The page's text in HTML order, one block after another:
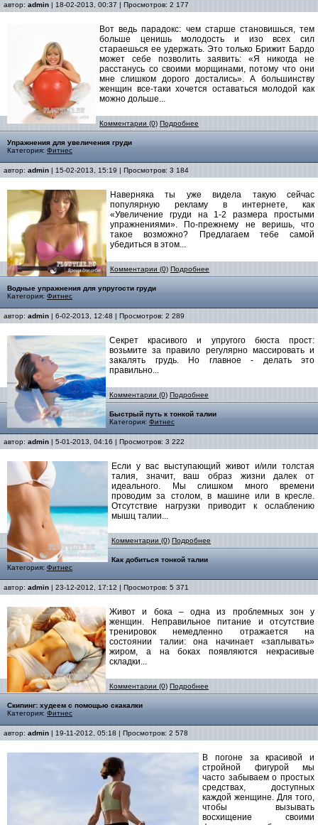
автор: admin | 18-02-2013, 00:37 | Просмотров: 2 177
Вот ведь парадокс: чем старше становишься, тем
больше ценишь молодость и изо всех сил
стараешься ее удержать. Это только Брижит Бардо
может себе позволить заявить: «Я никогда не
расстанусь со своими морщинами, потому что они
мне слишком дорого достались». А большинству
женщин все-таки хочется оставаться молодой как
можно дольше...
Комментарии (0) Подробнее
Упражнения для увеличения груди
Категория: Фитнес
автор: admin | 15-02-2013, 15:19 | Просмотров: 3 184
Наверняка ты уже видела такую сейчас
популярную рекламу в интернете, как
«Увеличение груди на 1-2 размера простыми
упражнениями». По-прежнему не веришь, что
такое возможно? Предлагаем тебе самой
убедиться в этом...
Комментарии (0) Подробнее
Водные упражнения для упругости груди
Категория: Фитнес
автор: admin | 6-02-2013, 12:48 | Просмотров: 2 289
Секрет красивого и упругого бюста прост:
возьмите за правило регулярно массировать и
закалять грудь. Но главное - делать это
правильно...
Комментарии (0) Подробнее
Быстрый путь к тонкой талии
Категория: Фитнес
автор: admin | 5-01-2013, 04:16 | Просмотров: 3 222
Если у вас выступающий живот и/или толстая
талия, значит, ваш образ жизни далек от
идеального. Мы слишком много времени
проводим за столом, в машине или в кресле.
Отсутствие нагрузки приводит к ослаблению
мышц талии...
Комментарии (0) Подробнее
Как добиться тонкой талии
Категория: Фитнес
автор: admin | 23-12-2012, 17:12 | Просмотров: 5 371
Живот и бока – одна из проблемных зон у
женщин. Неправильное питание и отсутствие
тренировок немедленно отражается на
состоянии талии: она начинает «заплывать»
жиром, а на боках появляются некрасивые
складки...
Комментарии (0) Подробнее
Скипинг: худеем с помощью скакалки
Категория: Фитнес
автор: admin | 19-11-2012, 05:18 | Просмотров: 2 578
В погоне за красивой и
стройной фигурой мы
часто забываем о простых
средствах, доступных
каждой женщине. Для того,
чтобы вызывать
восхищение своими